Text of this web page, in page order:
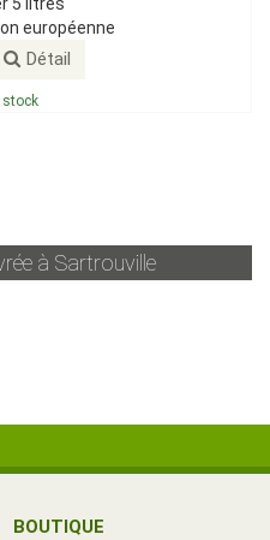
européenne
Détail
stock
à Sartrouville
BOUTIQUE